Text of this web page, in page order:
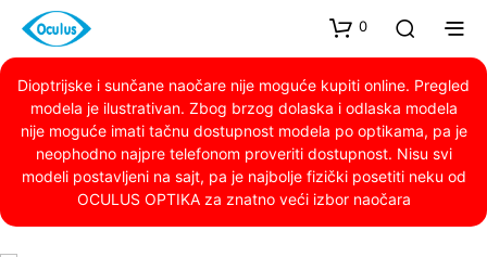
0
Dioptrijske i sunčane naočare nije moguće kupiti online. Pregled
modela je ilustrativan. Zbog brzog dolaska i odlaska modela
nije moguće imati tačnu dostupnost modela po optikama, pa je
neophodno najpre telefonom proveriti dostupnost. Nisu svi
modeli postavljeni na sajt, pa je najbolje fizički posetiti neku od
OCULUS OPTIKA za znatno veći izbor naočara